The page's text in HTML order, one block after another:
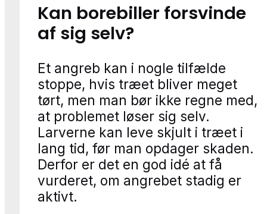
Kan borebiller forsvinde
af sig selv?
Et angreb kan i nogle tilfælde
stoppe, hvis træet bliver meget
tørt, men man bør ikke regne med,
at problemet løser sig selv.
Larverne kan leve skjult i træet i
lang tid, før man opdager skaden.
Derfor er det en god idé at få
vurderet, om angrebet stadig er
aktivt.